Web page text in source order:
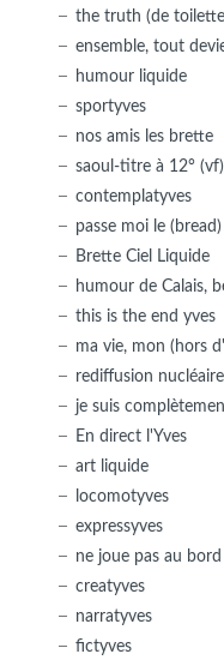
the truth (de
ensemble, tout
humour liquide
sportyves
nos amis les brette
saoul-titre à 12° (vf)
contemplatyves
passe moi le (bread)
Brette Ciel Liquide
humour de Calais,
this is the end yves
ma vie, mon (hors
rediffusion nucléaire
je suis
En direct l'Yves
art liquide
locomotyves
expressyves
ne joue pas au
creatyves
narratyves
fictyves